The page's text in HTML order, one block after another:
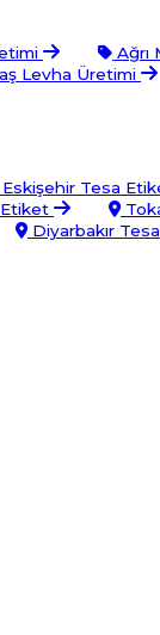
Ağrı
Levha Üretimi
Tesa
Diyarbakır